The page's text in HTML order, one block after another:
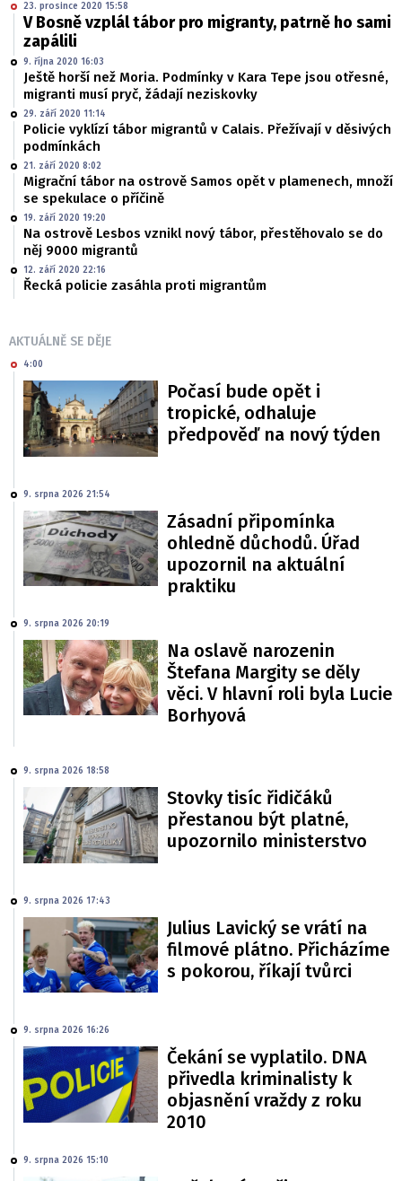
23. prosince 2020 15:58
V Bosně vzplál tábor pro migranty, patrně ho sami
zapálili
9. října 2020 16:03
Ještě horší než Moria. Podmínky v Kara Tepe jsou otřesné,
migranti musí pryč, žádají neziskovky
29. září 2020 11:14
Policie vyklízí tábor migrantů v Calais. Přežívají v děsivých
podmínkách
21. září 2020 8:02
Migrační tábor na ostrově Samos opět v plamenech, množí
se spekulace o příčině
19. září 2020 19:20
Na ostrově Lesbos vznikl nový tábor, přestěhovalo se do
něj 9000 migrantů
12. září 2020 22:16
Řecká policie zasáhla proti migrantům
AKTUÁLNĚ SE DĚJE
4:00
Počasí bude opět i
tropické, odhaluje
předpověď na nový týden
9. srpna 2026 21:54
Zásadní připomínka
ohledně důchodů. Úřad
upozornil na aktuální
praktiku
9. srpna 2026 20:19
Na oslavě narozenin
Štefana Margity se děly
věci. V hlavní roli byla Lucie
Borhyová
9. srpna 2026 18:58
Stovky tisíc řidičáků
přestanou být platné,
upozornilo ministerstvo
9. srpna 2026 17:43
Julius Lavický se vrátí na
filmové plátno. Přicházíme
s pokorou, říkají tvůrci
9. srpna 2026 16:26
Čekání se vyplatilo. DNA
přivedla kriminalisty k
objasnění vraždy z roku
2010
9. srpna 2026 15:10